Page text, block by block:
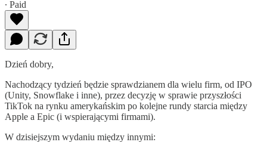
∙ Paid
Dzień dobry,
Nachodzący tydzień będzie sprawdzianem dla wielu firm, od IPO
(Unity, Snowflake i inne), przez decyzję w sprawie przyszłości
TikTok na rynku amerykańskim po kolejne rundy starcia między
Apple a Epic (i wspierającymi firmami).
W dzisiejszym wydaniu między innymi: